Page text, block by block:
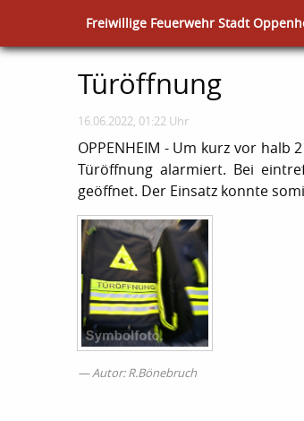
Freiwillige Feuerwehr Stadt
Türöffnung
16.06.2022, 01:22 Uhr
OPPENHEIM - Um kurz vor
Türöffnung alarmiert. Bei
geöffnet. Der Einsatz konnte
Autor: R.Bönebruch